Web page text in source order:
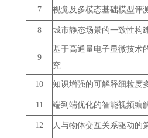
7 视觉及多模态基础模型评
8 城市静态场景的一致性构
9
基于高通量电子显微技术
究
10 知识增强的可解释细粒度
11 端到端优化的智能视频编
12 人与物体交互关系驱动的